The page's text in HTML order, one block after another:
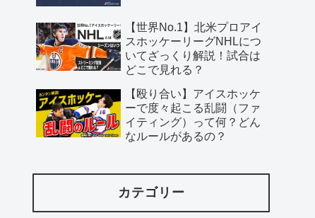
【世界No.1】北米プロアイ
スホッケーリーグNHLにつ
いてざっくり解説！試合は
どこで見れる？
【殴り合い】アイスホッケ
ーで度々起こる乱闘（ファ
イティング）って何？どん
なルールがあるの？
カテゴリー